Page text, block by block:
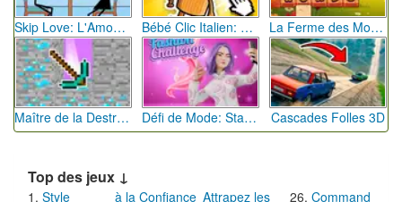
Skip Love: L'Amour en Péril Bébé Clic Italien: La Folie des Petits Bambins La Ferme des Mots - Cultivez votre Vocabulaire
Maître de la Destruction: Fusion de Pioches Défi de Mode: Star du Podium Cascades Folles 3D
Top des jeux ↓
Style
à la Confiance Attrapez les
Command